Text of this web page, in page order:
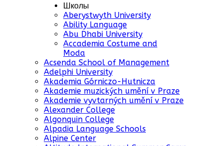
Школы
Aberystwyth University
Ability Language
Abu Dhabi University
Accademia Costume and
Moda
Acsenda School of Management
Adelphi University
Akademia Górniczo-Hutnicza
Akademie muzických umění v Praze
Akademie vyvtarných umění v Praze
Alexander College
Algonquin College
Alpadia Language Schools
Alpine Center